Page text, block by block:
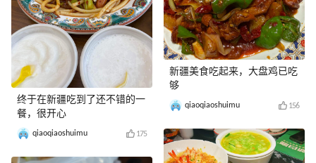
终于在新疆吃到了还不错的一
餐，很开心
qiaoqiaoshuimu 175
新疆美食吃起来，大盘鸡已吃
够
qiaoqiaoshuimu 156